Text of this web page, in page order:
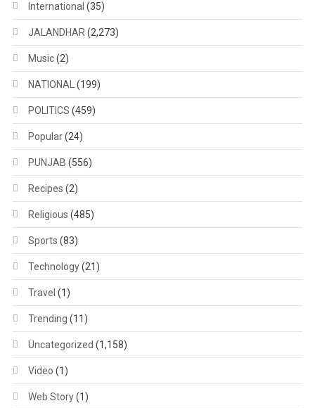
International (35)
JALANDHAR (2,273)
Music(2)
NATIONAL (199)
POLITICS (459)
Popular(24)
PUNJAB (556)
Recipes (2)
Religious (485)
Sports (83)
Technology(21)
Travel (1)
Trending (11)
Uncategorized (1,158)
Video (1)
Web Story(1)